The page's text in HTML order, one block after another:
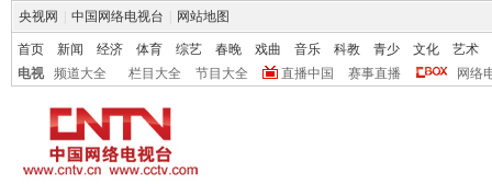
央视网 中国网络电视台 网站地图
首页 新闻 经济 体育 综艺 春晚 戏曲 音乐 科教 青少 文化
艺术
电视
频道大全 栏目大全 节目大全 直播中国 赛事直播 网络